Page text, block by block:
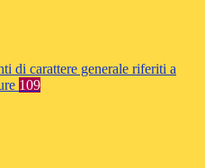
di carattere generale riferiti a
109